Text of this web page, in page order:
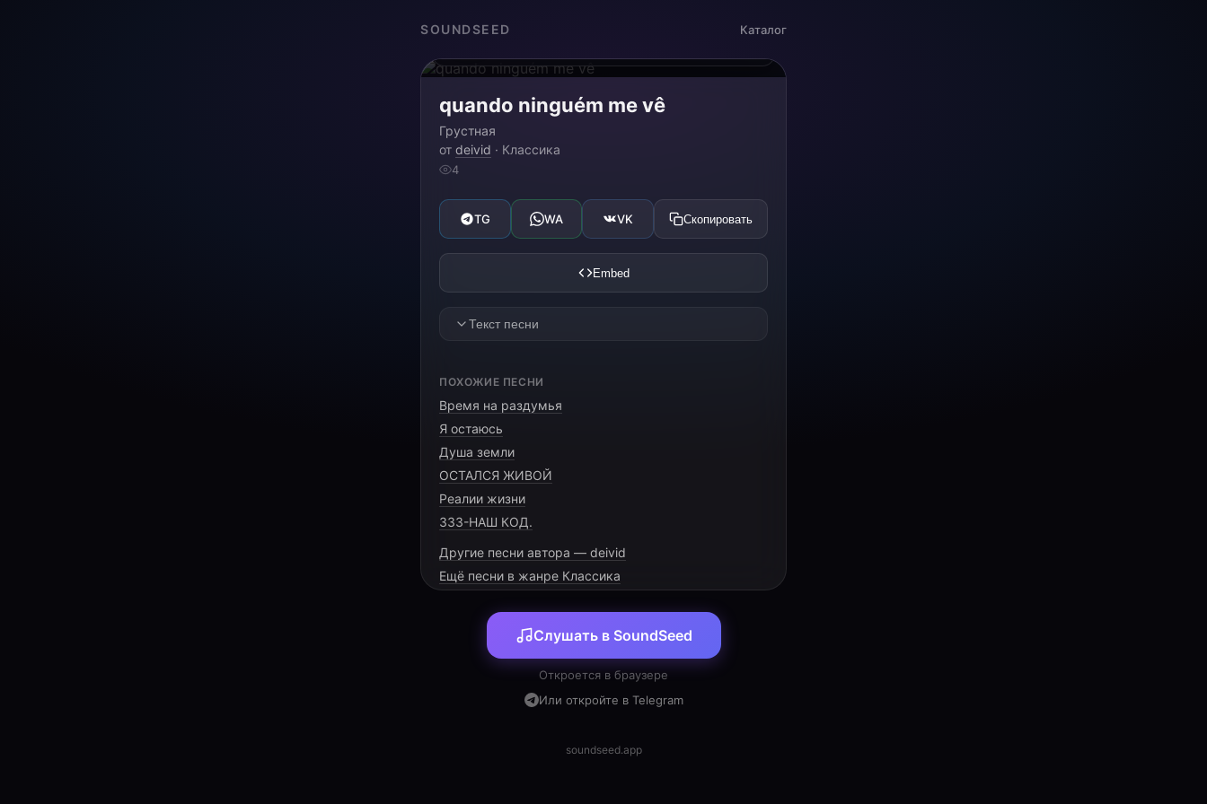
SOUNDSEED Каталог
quando ninguém me vê
Грустная
от deivid · Классика
4
TG WA VK Скопировать
Embed
Текст песни
Verso 1
Quando ninguém me vê chorando,
Tu enxergas cada lágrima cair.
Quando o mundo segue caminhando,
Tenho carregado tantos pesos,
Família, trabalho e o coração.
Me perdi em tantos medos,
ПОХОЖИЕ ПЕСНИ
Время на раздумья
Я остаюсь
Душа земли
ОСТАЛСЯ ЖИВОЙ
Реалии жизни
333-НАШ КОД.
Другие песни автора — deivid
Ещё песни в жанре Классика
Слушать в SoundSeed
Откроется в браузере
Или откройте в Telegram
soundseed.app